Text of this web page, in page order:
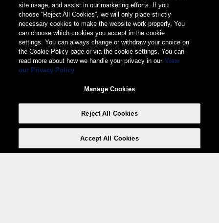
site usage, and assist in our marketing efforts. If you
choose “Reject All Cookies”, we will only place strictly
necessary cookies to make the website work properly. You
can choose which cookies you accept in the cookie
settings. You can always change or withdraw your choice on
the Cookie Policy page or via the cookie settings. You can
read more about how we handle your privacy in our View
our Privacy Policy
Manage Cookies
Reject All Cookies
Accept All Cookies